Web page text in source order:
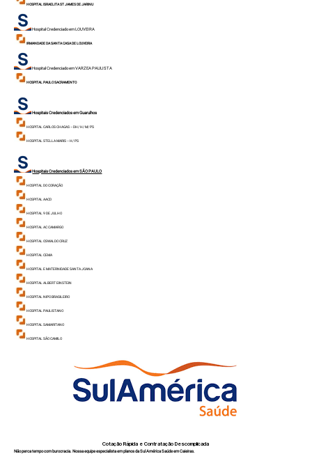
HOSPITAL ISRAELITA ST JAMES DE JARINU
Hospital Credenciado em LOUVEIRA
IRMANDADE DA SANTA CASA DE LOUVEIRA
Hospital Credenciado em VARZEA PAULISTA
HOSPITAL PAULO SACRAMENTO
Hospitais Credenciados em Guarulhos
HOSPITAL CARLOS CHAGAS – DH/ H/ M/ PS
HOSPITAL STELLA MARIS – H/ PS
Hospitais Credenciados em SÃO PAULO
HOSPITAL DO CORAÇÃO
HOSPITAL AACD
HOSPITAL 9 DE JULHO
HOSPITAL AC CAMARGO
HOSPITAL OSWALDO CRUZ
HOSPITAL CEMA
HOSPITAL E MATERNIDADE SANTA JOANA
HOSPITAL ALBERT EINSTEIN
HOSPITAL NIPO BRASILEIRO
HOSPITAL PAULISTANO
HOSPITAL SAMARITANO
HOSPITAL SÃO CAMILO
Cotação Rápida e Contratação Descomplicada
Não perca tempo com burocracia. Nossa equipe especialista em planos da Sul América Saúde em Caieiras.